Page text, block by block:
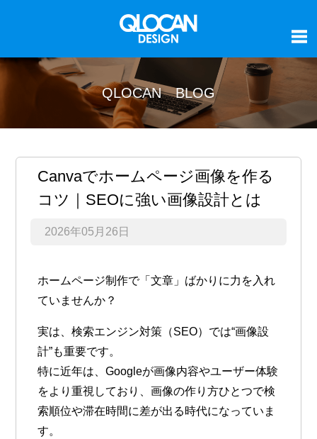
QLOCAN BLOG
Canvaでホームページ画像を作る
コツ｜SEOに強い画像設計とは
2026年05月26日
ホームページ制作で「文章」ばかりに力を入れ
ていませんか？
実は、検索エンジン対策（SEO）では“画像設
計”も重要です。
特に近年は、Googleが画像内容やユーザー体験
をより重視しており、画像の作り方ひとつで検
索順位や滞在時間に差が出る時代になっていま
す。